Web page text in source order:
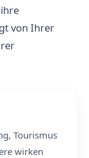
von Ihrer
Tourismus
wirken